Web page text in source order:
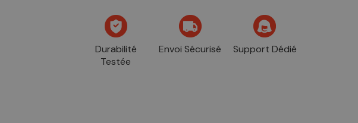
Durabilité
Testée
Envoi Sécurisé Support Dédié